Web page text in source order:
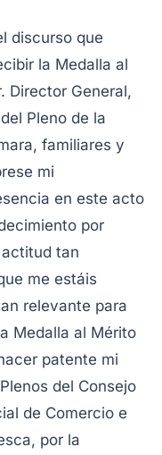
discurso que
la Medalla al
Director General,
Pleno de la
familiares y
mi
en este acto
por
tan
me estáis
relevante para
Medalla al Mérito
patente mi
del Consejo
de Comercio e
por la